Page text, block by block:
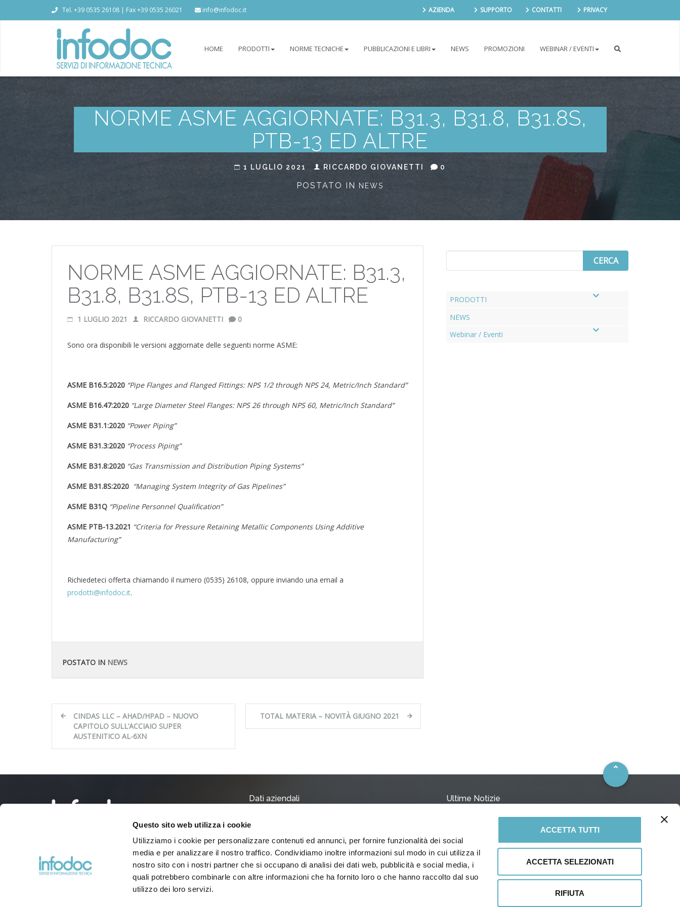
Questo sito web utilizza i cookie
Utilizziamo i cookie per personalizzare contenuti ed annunci, per fornire funzionalità dei social
media e per analizzare il nostro traffico. Condividiamo inoltre informazioni sul modo in cui utilizza il
nostro sito con i nostri partner che si occupano di analisi dei dati web, pubblicità e social media, i
quali potrebbero combinarle con altre informazioni che ha fornito loro o che hanno raccolto dal suo
utilizzo dei loro servizi.
ACCETTA TUTTI
ACCETTA SELEZIONATI
RIFIUTA
Tel. +39 0535 26108 | Fax +39 0535 26021 info@infodoc.it AZIENDA SUPPORTO CONTATTI PRIVACY
HOME PRODOTTI NORME TECNICHE PUBBLICAZIONI E LIBRI NEWS PROMOZIONI WEBINAR / EVENTI
NORME ASME AGGIORNATE: B31.3, B31.8, B31.8S,
PTB-13 ED ALTRE
1 LUGLIO 2021 RICCARDO GIOVANETTI 0
POSTATO IN NEWS
NORME ASME AGGIORNATE: B31.3,
B31.8, B31.8S, PTB-13 ED ALTRE
1 LUGLIO 2021 RICCARDO GIOVANETTI 0
Sono ora disponibili le versioni aggiornate delle seguenti norme ASME:
ASME B16.5:2020 “Pipe Flanges and Flanged Fittings: NPS 1/2 through NPS 24, Metric/Inch Standard”
ASME B16.47:2020 “Large Diameter Steel Flanges: NPS 26 through NPS 60, Metric/Inch Standard”
ASME B31.1:2020 “Power Piping”
ASME B31.3:2020 “Process Piping”
ASME B31.8:2020 “Gas Transmission and Distribution Piping Systems”
ASME B31.8S:2020 “Managing System Integrity of Gas Pipelines”
ASME B31Q “Pipeline Personnel Qualification”
ASME PTB-13.2021 “Criteria for Pressure Retaining Metallic Components Using Additive
Manufacturing”
Richiedeteci offerta chiamando il numero (0535) 26108, oppure inviando una email a
prodotti@infodoc.it.
POSTATO IN NEWS
Navigazione
articoli
CINDAS LLC – AHAD/HPAD – NUOVO
CAPITOLO SULL’ACCIAIO SUPER
AUSTENITICO AL-6XN
TOTAL MATERIA – NOVITÀ GIUGNO 2021
Search
PRODOTTI
NEWS
Webinar / Eventi
41037 Mirandola (Modena) – Italy
Tel:(+39) 0535 26108
– Fax: 0535 26021
Dati aziendali
Capitale Soc. Euro 51.480 i.v.
Iscr. Trib. Modena Reg. Soc. N. 20076
C.C.I.A.A. 223234
PRIVACY POLICY
Ultime Notizie
API STD 610:2026 – Centrifugal Pumps for Petroleum,
Petrochemical and Natural Gas Industries
8 Luglio 2026
Chiusura uffici in agosto
7 Luglio 2026
Pubblicata la nuova edizione ASME Y14.41-2026